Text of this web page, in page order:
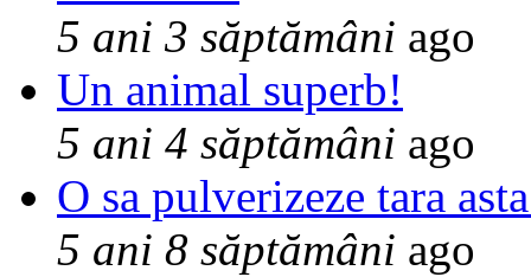
5 ani 3 săptămâni ago
Un animal superb!
5 ani 4 săptămâni ago
O sa pulverizeze tara
5 ani 8 săptămâni ago